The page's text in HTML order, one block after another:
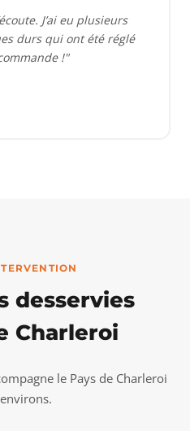
J’ai eu plusieurs
durs qui ont été réglé
!"
desservies
Charleroi
le Pays de Charleroi